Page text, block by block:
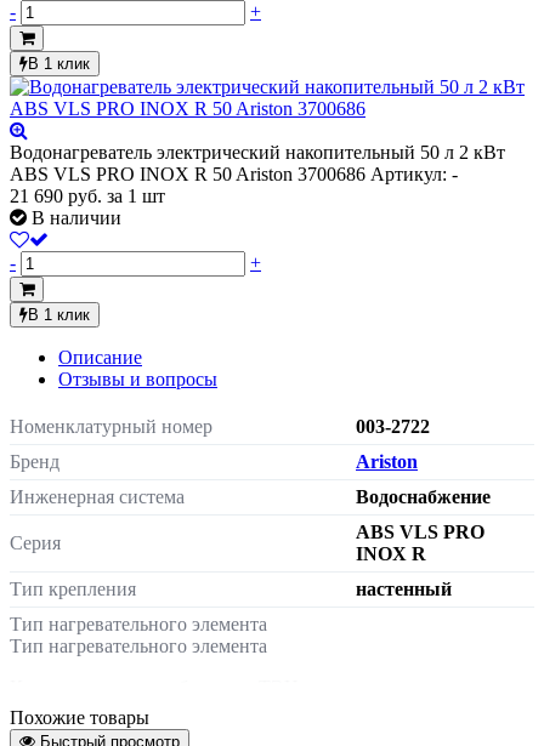
- +
В 1 клик
Водонагреватель электрический накопительный 50 л 2 кВт
ABS VLS PRO INOX R 50 Ariston 3700686 Артикул: -
21 690 руб. за 1 шт
В наличии
- +
В 1 клик
Описание
Отзывы и вопросы
Номенклатурный номер
003-2722
Бренд
Ariston
Инженерная система
Водоснабжение
Серия
ABS VLS PRO
INOX R
Тип крепления
настенный
Тип нагревательного элемента
Тип нагревательного элемента
Указывает контактирует ли ТЭН с
водой (погружной ТЭН) или защищен
Похожие товары
Быстрый просмотр